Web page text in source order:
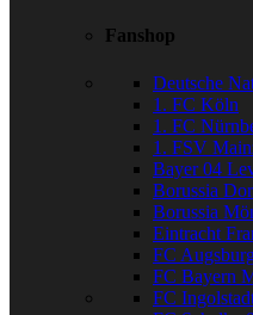
Fanshop
Deutsche
1. FC Köln
1. FC
1. FSV
Bayer 04
Borussia
Borussia
Eintracht
FC
FC Bayern
FC